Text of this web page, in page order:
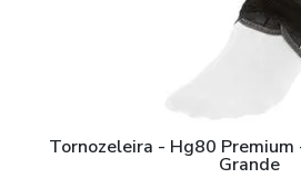
Tornozeleira - Hg80
Grande